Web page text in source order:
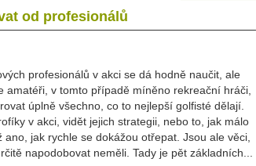
od profesionálů
profesionálů v akci se dá hodně naučit, ale
amatéři, v tomto případě míněno rekreační hráči,
úplně všechno, co to nejlepší golfisté dělají.
v akci, vidět jejich strategii, nebo to, jak málo
ano, jak rychle se dokážou otřepat. Jsou ale věci,
napodobovat neměli. Tady je pět základních...